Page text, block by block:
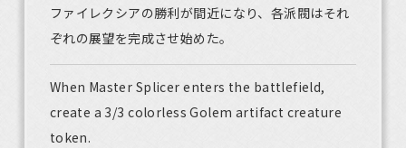
ファイレクシアの勝利が間近になり、各派閥はそれ
ぞれの展望を完成させ始めた。
When Master Splicer enters the battlefield,
create a 3/3 colorless Golem artifact creature
token.